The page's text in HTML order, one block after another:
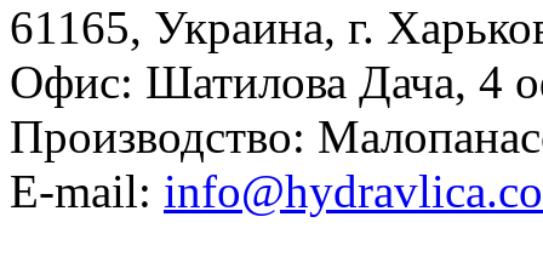
61165, Украина, г.
Офис: Шатилова Дача, 4
Производство:
E-mail: